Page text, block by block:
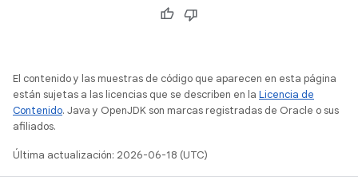
El contenido y las muestras de código que aparecen en esta página
están sujetas a las licencias que se describen en la Licencia de
Contenido. Java y OpenJDK son marcas registradas de Oracle o sus
afiliados.
Última actualización: 2026-06-18 (UTC)